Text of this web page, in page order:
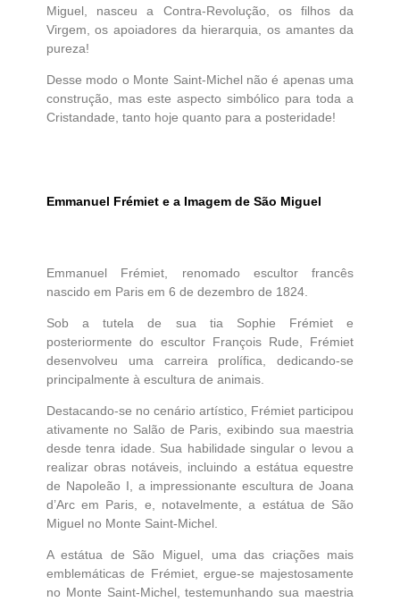
Miguel, nasceu a Contra-Revolução, os filhos da
Virgem, os apoiadores da hierarquia, os amantes da
pureza!
Desse modo o Monte Saint-Michel não é apenas uma
construção, mas este aspecto simbólico para toda a
Cristandade, tanto hoje quanto para a posteridade!
Emmanuel Frémiet e a Imagem de São Miguel
Emmanuel Frémiet, renomado escultor francês
nascido em Paris em 6 de dezembro de 1824.
Sob a tutela de sua tia Sophie Frémiet e
posteriormente do escultor François Rude, Frémiet
desenvolveu uma carreira prolífica, dedicando-se
principalmente à escultura de animais.
Destacando-se no cenário artístico, Frémiet participou
ativamente no Salão de Paris, exibindo sua maestria
desde tenra idade. Sua habilidade singular o levou a
realizar obras notáveis, incluindo a estátua equestre
de Napoleão I, a impressionante escultura de Joana
d’Arc em Paris, e, notavelmente, a estátua de São
Miguel no Monte Saint-Michel.
A estátua de São Miguel, uma das criações mais
emblemáticas de Frémiet, ergue-se majestosamente
no Monte Saint-Michel, testemunhando sua maestria